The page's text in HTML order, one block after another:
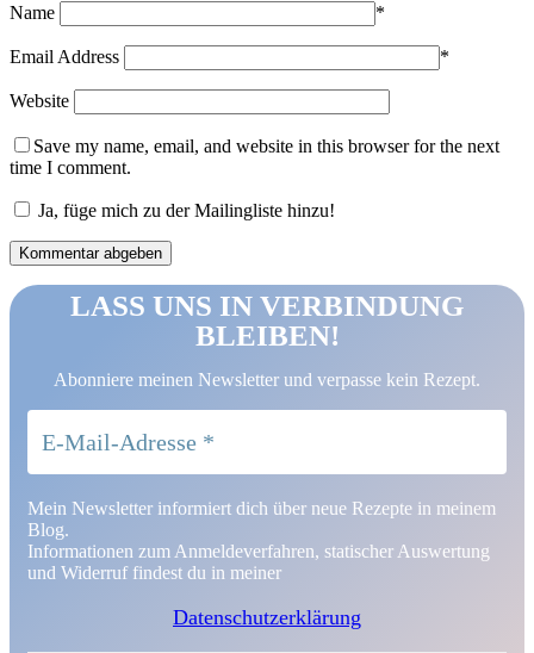
Name *
Email Address *
Website
Save my name, email, and website in this browser for the next
time I comment.
Ja, füge mich zu der Mailingliste hinzu!
LASS UNS IN VERBINDUNG
BLEIBEN!
Abonniere meinen Newsletter und verpasse kein Rezept.
Mein Newsletter informiert dich über neue Rezepte in meinem
Blog.
Informationen zum Anmeldeverfahren, statischer Auswertung
und Widerruf findest du in meiner
Datenschutzerklärung